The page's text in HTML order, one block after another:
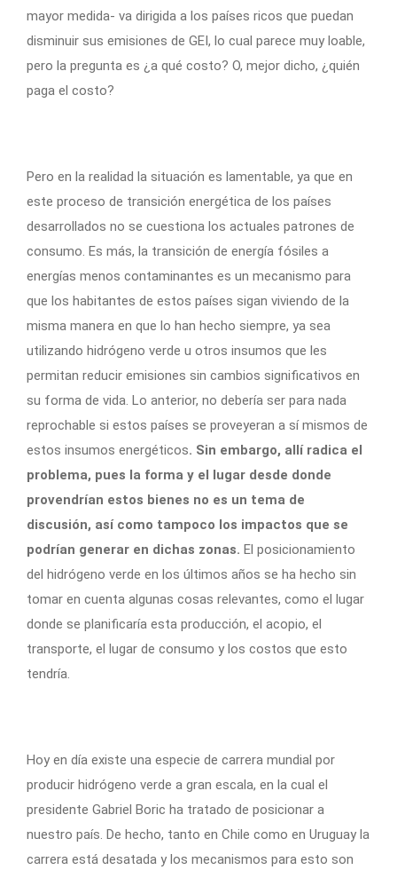
mayor medida- va dirigida a los países ricos que puedan
disminuir sus emisiones de GEI, lo cual parece muy loable,
pero la pregunta es ¿a qué costo? O, mejor dicho, ¿quién
paga el costo?
Pero en la realidad la situación es lamentable, ya que en
este proceso de transición energética de los países
desarrollados no se cuestiona los actuales patrones de
consumo. Es más, la transición de energía fósiles a
energías menos contaminantes es un mecanismo para
que los habitantes de estos países sigan viviendo de la
misma manera en que lo han hecho siempre, ya sea
utilizando hidrógeno verde u otros insumos que les
permitan reducir emisiones sin cambios significativos en
su forma de vida. Lo anterior, no debería ser para nada
reprochable si estos países se proveyeran a sí mismos de
estos insumos energéticos. Sin embargo, allí radica el
problema, pues la forma y el lugar desde donde
provendrían estos bienes no es un tema de
discusión, así como tampoco los impactos que se
podrían generar en dichas zonas. El posicionamiento
del hidrógeno verde en los últimos años se ha hecho sin
tomar en cuenta algunas cosas relevantes, como el lugar
donde se planificaría esta producción, el acopio, el
transporte, el lugar de consumo y los costos que esto
tendría.
Hoy en día existe una especie de carrera mundial por
producir hidrógeno verde a gran escala, en la cual el
presidente Gabriel Boric ha tratado de posicionar a
nuestro país. De hecho, tanto en Chile como en Uruguay la
carrera está desatada y los mecanismos para esto son